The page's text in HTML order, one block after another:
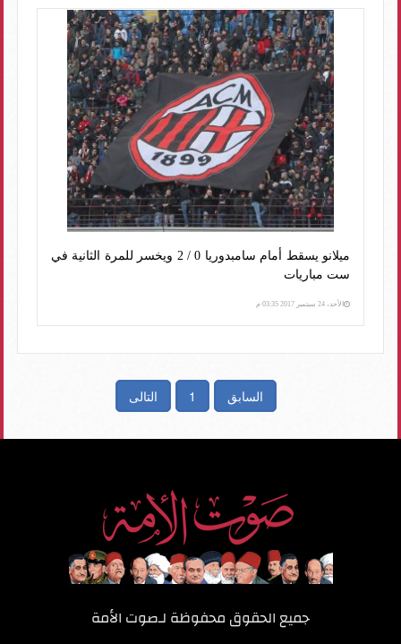
ميلانو يسقط أمام سامبدوريا 0 / 2 ويخسر للمرة الثانية في
ست مباريات
الأحد، 24 سبتمبر 2017 03:35 م
السابق 1 التالى
جميع الحقوق محفوظة لـصوت الأمة